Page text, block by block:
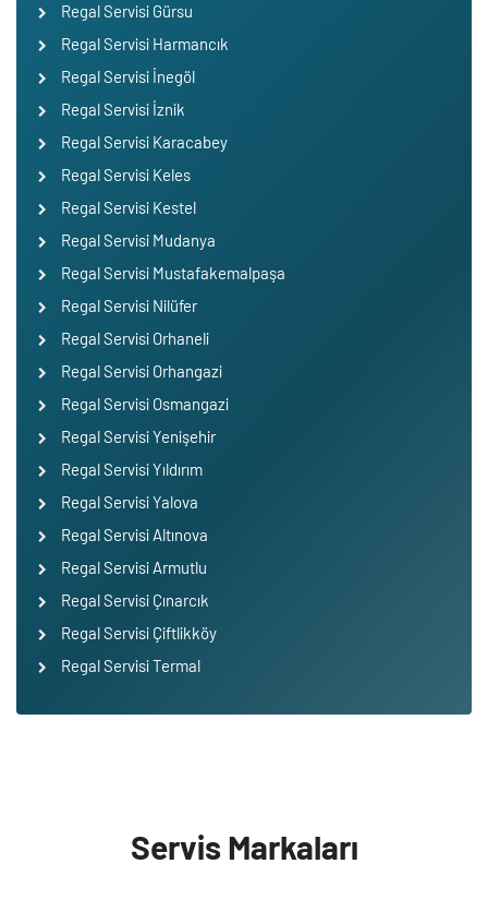
Regal Servisi Gürsu
Regal Servisi Harmancık
Regal Servisi İnegöl
Regal Servisi İznik
Regal Servisi Karacabey
Regal Servisi Keles
Regal Servisi Kestel
Regal Servisi Mudanya
Regal Servisi Mustafakemalpaşa
Regal Servisi Nilüfer
Regal Servisi Orhaneli
Regal Servisi Orhangazi
Regal Servisi Osmangazi
Regal Servisi Yenişehir
Regal Servisi Yıldırım
Regal Servisi Yalova
Regal Servisi Altınova
Regal Servisi Armutlu
Regal Servisi Çınarcık
Regal Servisi Çiftlikköy
Regal Servisi Termal
Servis Markaları